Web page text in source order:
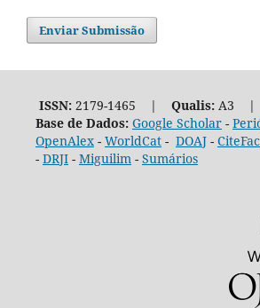
Enviar Submissão
ISSN:2179-1465 | Qualis:A3
Base de Dados: Google Scholar-
OpenAlex- WorldCat- DOAJ-
- DRJI- Miguilim- Sumários